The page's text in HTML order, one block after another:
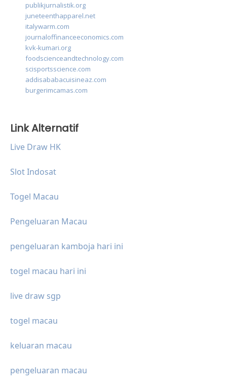
publikjurnalistik.org
juneteenthapparel.net
italywarm.com
journaloffinanceeconomics.com
kvk-kumari.org
foodscienceandtechnology.com
scisportsscience.com
addisababacuisineaz.com
burgerimcamas.com
Link Alternatif
Live Draw HK
Slot Indosat
Togel Macau
Pengeluaran Macau
pengeluaran kamboja hari ini
togel macau hari ini
live draw sgp
togel macau
keluaran macau
pengeluaran macau